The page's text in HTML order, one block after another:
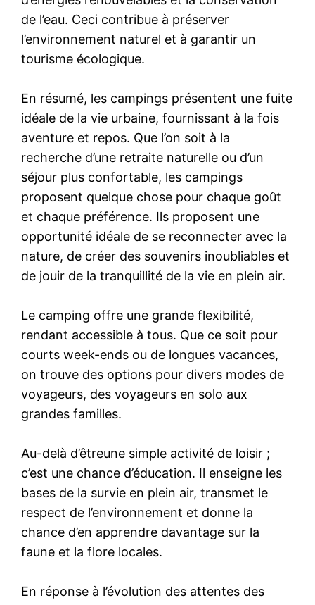
de l’eau. Ceci contribue à préserver
l’environnement naturel et à garantir un
tourisme écologique.
En résumé, les campings présentent une fuite
idéale de la vie urbaine, fournissant à la fois
aventure et repos. Que l’on soit à la
recherche d’une retraite naturelle ou d’un
séjour plus confortable, les campings
proposent quelque chose pour chaque goût
et chaque préférence. Ils proposent une
opportunité idéale de se reconnecter avec la
nature, de créer des souvenirs inoubliables et
de jouir de la tranquillité de la vie en plein air.
Le camping offre une grande flexibilité,
rendant accessible à tous. Que ce soit pour
courts week-ends ou de longues vacances,
on trouve des options pour divers modes de
voyageurs, des voyageurs en solo aux
grandes familles.
Au-delà d’êtreune simple activité de loisir ;
c’est une chance d’éducation. Il enseigne les
bases de la survie en plein air, transmet le
respect de l’environnement et donne la
chance d’en apprendre davantage sur la
faune et la flore locales.
En réponse à l’évolution des attentes des